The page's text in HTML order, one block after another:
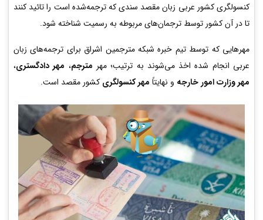
کنسولگری کشور عربی زبان مقصد سندی که ترجمه‌شده است را تائید کنند
تا در آن کشور توسط ترجمان‌های مربوطه به رسمیت شناخته شود.
مهرهایی که توسط تیم خبره شبکه مترجمین اشراق برای ترجمه‌های زبان
عربی انجام شده اخذ می‌شوند به ترتیب؛ مهر مترجم، مهر دادگستری،
مهر وزارت امور خارجه و نهایتاً مهر کنسولگری کشور مقصد است.